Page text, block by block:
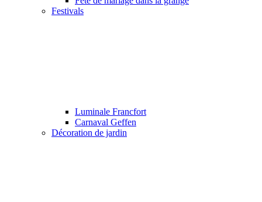
Festivals
Luminale Francfort
Carnaval Geffen
Décoration de jardin